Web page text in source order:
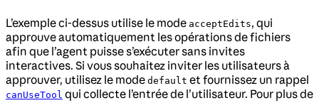
L’exemple ci-dessus utilise le mode acceptEdits, qui
approuve automatiquement les opérations de fichiers
afin que l’agent puisse s’exécuter sans invites
interactives. Si vous souhaitez inviter les utilisateurs à
approuver, utilisez le mode default et fournissez un rappel
canUseTool qui collecte l’entrée de l’utilisateur. Pour plus de